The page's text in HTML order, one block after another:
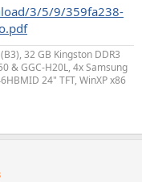
3/5/9/359fa238-
32 GB Kingston DDR3
& GGC-H20L, 4x Samsung
24" TFT, WinXP x86